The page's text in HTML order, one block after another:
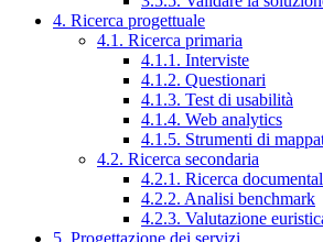
4. Ricerca progettuale
4.1. Ricerca primaria
4.1.1. Interviste
4.1.2. Questionari
4.1.3. Test di usabilità
4.1.4. Web analytics
4.1.5. Strumenti di
4.2. Ricerca secondaria
4.2.1. Ricerca
4.2.2. Analisi benchmark
4.2.3. Valutazione
5. Progettazione dei servizi